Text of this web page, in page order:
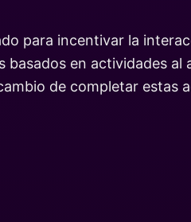
para incentivar la
en actividades
de completar estas